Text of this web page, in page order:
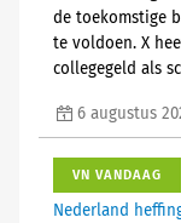
de toekomstige
te voldoen. X
collegegeld als
6 augustus
VN VANDAAG
Nederland